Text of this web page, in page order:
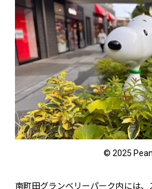
© 2025
南町田グランベリーパーク内には